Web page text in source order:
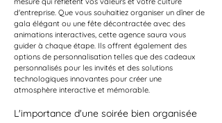
d'entreprise. Que vous souhaitiez organiser un dîner de
gala élégant ou une fête décontractée avec des
animations interactives, cette agence saura vous
guider à chaque étape. Ils offrent également des
options de personnalisation telles que des cadeaux
personnalisés pour les invités et des solutions
technologiques innovantes pour créer une
atmosphère interactive et mémorable.
L'importance d'une soirée bien organisée